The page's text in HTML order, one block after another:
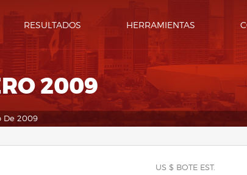
RESULTADOS HERRAMIENTAS
2009
De 2009
US $ BOTE EST.